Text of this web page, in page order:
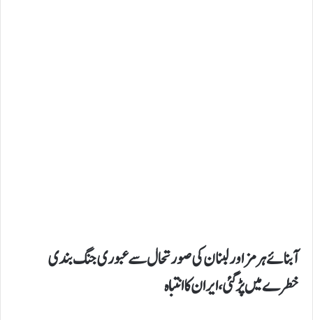
آبنائے ہرمز اور لبنان کی صورتحال سے عبوری جنگ بندی
خطرے میں پڑ گئی، ایران کا انتباہ